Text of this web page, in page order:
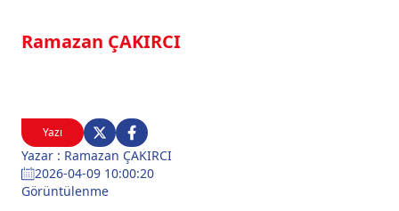
Yazı
Yazar : Ramazan ÇAKIRCI
2026-04-09 10:00:20
Görüntülenme
Ramazan ÇAKIRCI